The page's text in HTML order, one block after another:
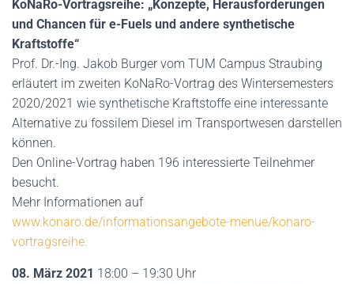
KoNaRo-Vortragsreihe: „Konzepte, Herausforderungen
und Chancen für e-Fuels und andere synthetische
Kraftstoffe“
Prof. Dr.-Ing. Jakob Burger vom TUM Campus Straubing
erläutert im zweiten KoNaRo-Vortrag des Wintersemesters
2020/2021 wie synthetische Kraftstoffe eine interessante
Alternative zu fossilem Diesel im Transportwesen darstellen
können.
Den Online-Vortrag haben 196 interessierte Teilnehmer
besucht.
Mehr Informationen auf
www.konaro.de/informationsangebote-menue/konaro-
vortragsreihe.
08. März 2021 18:00 – 19:30 Uhr